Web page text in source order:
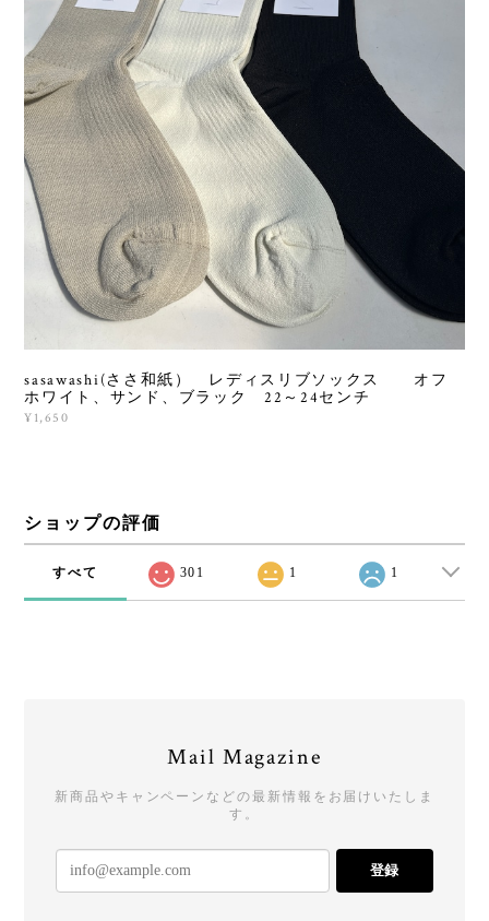
sasawashi(ささ和紙） レディスリブソックス オフ
ホワイト、サンド、ブラック 22～24センチ
¥1,650
ショップの評価
すべて 301 1 1
Mail Magazine
新商品やキャンペーンなどの最新情報をお届けいたしま
す。
登録